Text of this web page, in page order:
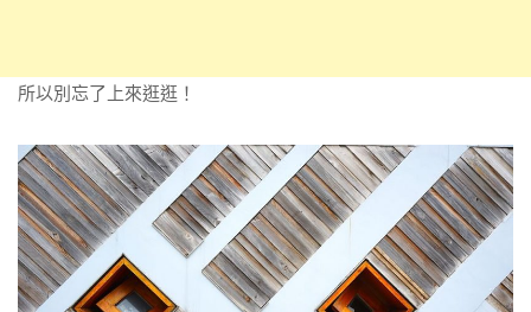
所以別忘了上來逛逛！